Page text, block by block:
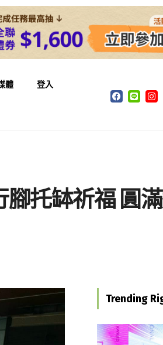
體 登入
腳托缽祈福 圓
Trending